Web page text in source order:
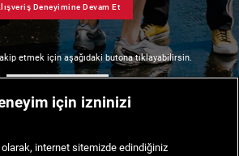
Deneyimine Devam Et
etmek için aşağıdaki butona tıklayabilirsin.
için izninizi
internet sitemizde edindiğiniz